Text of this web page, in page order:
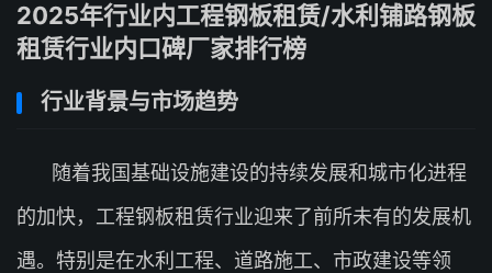
2025年行业内工程钢板租赁/水利铺路钢板
租赁行业内口碑厂家排行榜
行业背景与市场趋势
随着我国基础设施建设的持续发展和城市化进程
的加快，工程钢板租赁行业迎来了前所未有的发展机
遇。特别是在水利工程、道路施工、市政建设等领